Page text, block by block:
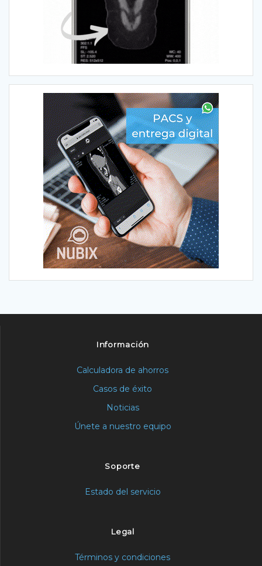
Información
Calculadora de ahorros
Casos de éxito
Noticias
Únete a nuestro equipo
Soporte
Estado del servicio
Legal
Términos y condiciones